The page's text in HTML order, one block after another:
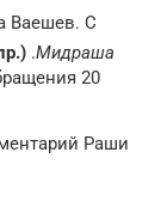
Ваешев. С
.Мидраша
20
Раши